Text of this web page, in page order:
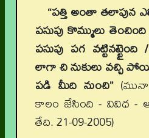
“పత్తి అంతా తలాపున
పసుపు కొమ్ములు
పసుపు పగ
లాగా చి నుకులు వచ్చి
పడి మీది నుంచి”
కాలం జేసింది - వివిధ -
తేది. 21-09-2005)